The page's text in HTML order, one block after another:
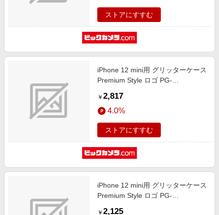
ストアにすすむ
iPhone 12 mini用 グリッターケース
Premium Style ロゴ PG-
￥ 2,817
4.0%
ストアにすすむ
iPhone 12 mini用 グリッターケース
Premium Style ロゴ PG-
￥ 2,125